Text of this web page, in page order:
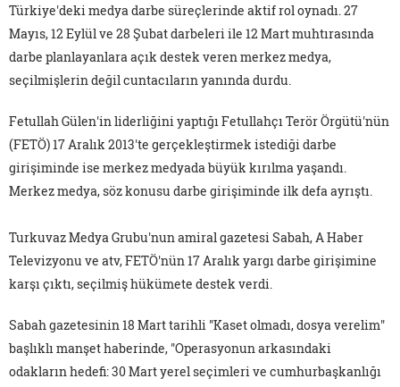
Türkiye'deki medya darbe süreçlerinde aktif rol oynadı. 27
Mayıs, 12 Eylül ve 28 Şubat darbeleri ile 12 Mart muhtırasında
darbe planlayanlara açık destek veren merkez medya,
seçilmişlerin değil cuntacıların yanında durdu.
Fetullah Gülen'in liderliğini yaptığı Fetullahçı Terör Örgütü'nün
(FETÖ) 17 Aralık 2013'te gerçekleştirmek istediği darbe
girişiminde ise merkez medyada büyük kırılma yaşandı.
Merkez medya, söz konusu darbe girişiminde ilk defa ayrıştı.
Turkuvaz Medya Grubu'nun amiral gazetesi Sabah, A Haber
Televizyonu ve atv, FETÖ'nün 17 Aralık yargı darbe girişimine
karşı çıktı, seçilmiş hükümete destek verdi.
Sabah gazetesinin 18 Mart tarihli "Kaset olmadı, dosya verelim"
başlıklı manşet haberinde, "Operasyonun arkasındaki
odakların hedefi: 30 Mart yerel seçimleri ve cumhurbaşkanlığı